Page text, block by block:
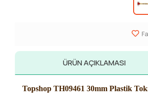
ÜRÜN AÇIKLAMASI
Topshop TH09461 30mm Plastik